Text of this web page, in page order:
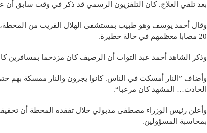
بعد تلقي العلاج. كان التلفزيون الرسمي قد ذكر في وقت سابق أن عدد القتلى 25
وقال أحمد يوسف وهو طبيب بمستشفى الهلال القريب من
20 مصابا معظمهم في حالة خطيرة.
وذكر الشاهد أحمد عبد التواب أن الرصيف كان مزدحما بمسافرين
وأضاف ”النار أمسكت في الناس. كانوا يجرون والنار ممسكة بهم
الحادث… المشهد كان مرعبا“.
وأعلن رئيس الوزراء مصطفى مدبولي خلال تفقده المحطة أن
بمحاسبة المسؤولين.